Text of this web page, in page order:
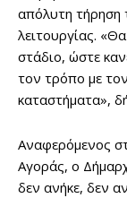
απόλυτη τήρηση
λειτουργίας.
στάδιο, ώστε
τον τρόπο με
καταστήματα»,
Αναφερόμενος
Αγοράς, ο
δεν ανήκε, δεν